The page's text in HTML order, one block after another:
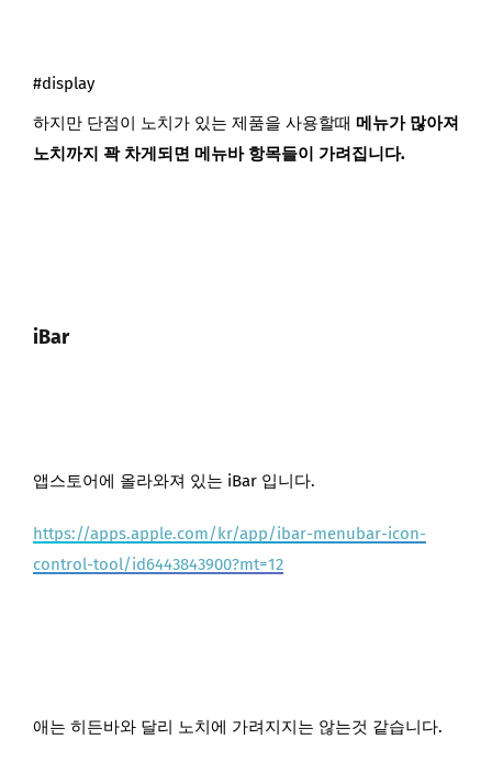
#display
하지만 단점이 노치가 있는 제품을 사용할때 메뉴가 많아져
노치까지 꽉 차게되면 메뉴바 항목들이 가려집니다.
iBar
앱스토어에 올라와져 있는 iBar 입니다.
https://apps.apple.com/kr/app/ibar-menubar-icon-
control-tool/id6443843900?mt=12
애는 히든바와 달리 노치에 가려지지는 않는것 같습니다.